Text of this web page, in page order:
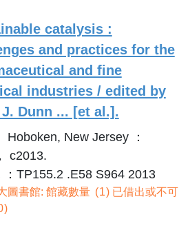
catalysis :
and practices for the
and fine
industries / edited by
J. Dunn ... [et al.].
Hoboken, New Jersey ：
c2013.
：TP155.2 .E58 S964 2013
圖書館: 館藏數量 1 已借出或不可